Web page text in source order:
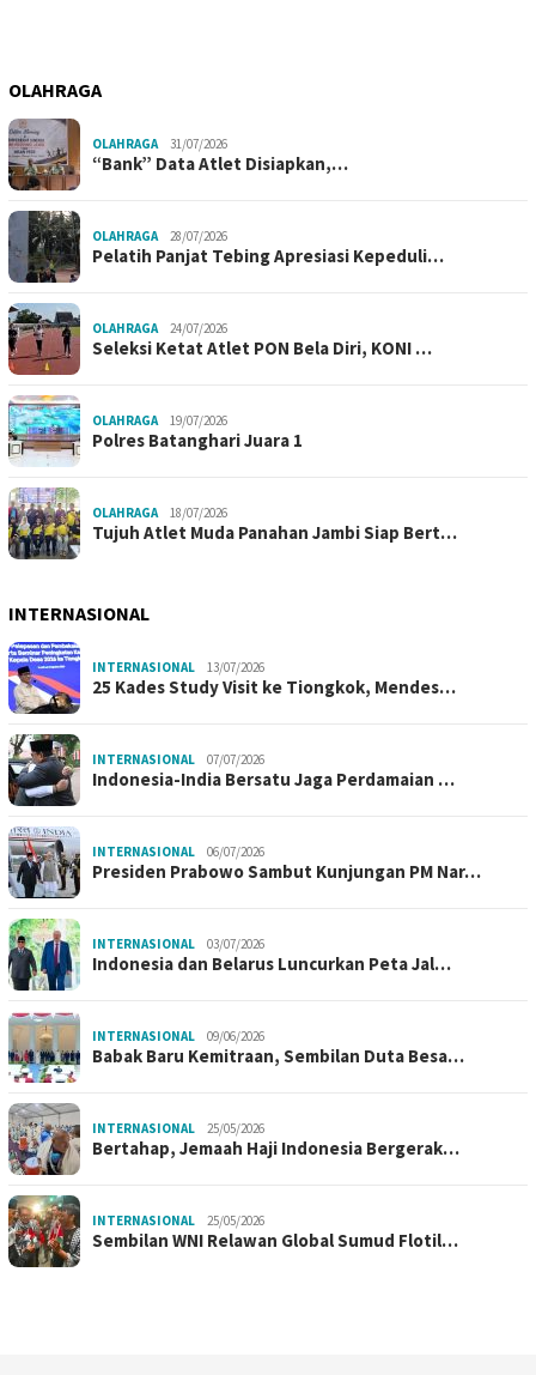
OLAHRAGA
OLAHRAGA 31/07/2026
“Bank” Data Atlet Disiapkan,…
OLAHRAGA 28/07/2026
Pelatih Panjat Tebing Apresiasi Kepeduli…
OLAHRAGA 24/07/2026
Seleksi Ketat Atlet PON Bela Diri, KONI …
OLAHRAGA 19/07/2026
Polres Batanghari Juara 1
OLAHRAGA 18/07/2026
Tujuh Atlet Muda Panahan Jambi Siap Bert…
INTERNASIONAL
INTERNASIONAL 13/07/2026
25 Kades Study Visit ke Tiongkok, Mendes…
INTERNASIONAL 07/07/2026
Indonesia-India Bersatu Jaga Perdamaian …
INTERNASIONAL 06/07/2026
Presiden Prabowo Sambut Kunjungan PM Nar…
INTERNASIONAL 03/07/2026
Indonesia dan Belarus Luncurkan Peta Jal…
INTERNASIONAL 09/06/2026
Babak Baru Kemitraan, Sembilan Duta Besa…
INTERNASIONAL 25/05/2026
Bertahap, Jemaah Haji Indonesia Bergerak…
INTERNASIONAL 25/05/2026
Sembilan WNI Relawan Global Sumud Flotil…